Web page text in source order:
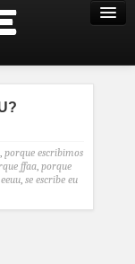
, porque escribimos
ffaa, porque
, se escribe eu